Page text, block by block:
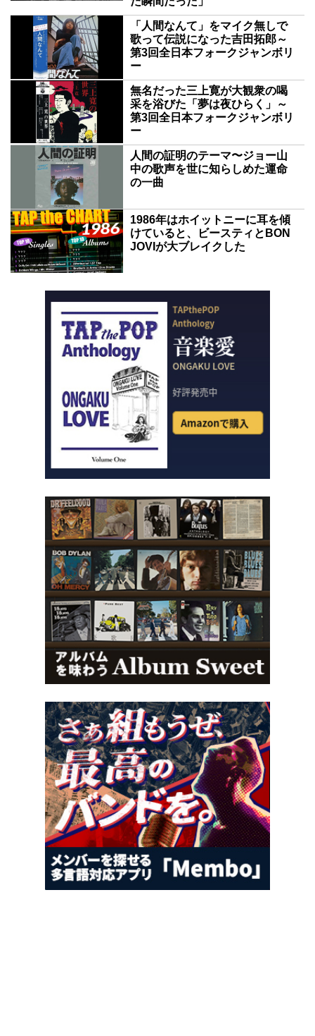
「人間なんて」をマイク無しで
歌って伝説になった吉田拓郎～
第3回全日本フォークジャンボリ
ー
無名だった三上寛が大観衆の喝
采を浴びた「夢は夜ひらく」～
第3回全日本フォークジャンボリ
ー
人間の証明のテーマ〜ジョー山
中の歌声を世に知らしめた運命
の一曲
1986年はホイットニーに耳を傾
けていると、ビースティとBON
JOVIが大ブレイクした